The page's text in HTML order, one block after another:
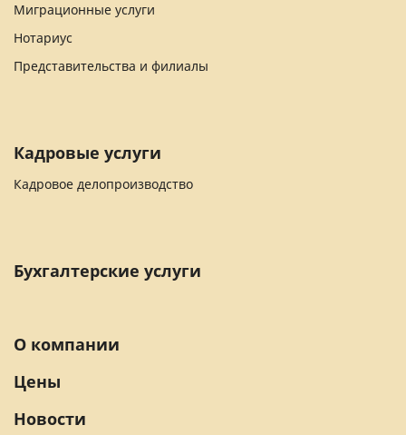
Миграционные услуги
Нотариус
Представительства и филиалы
Кадровые услуги
Кадровое делопроизводство
Бухгалтерские услуги
О компании
Цены
Новости